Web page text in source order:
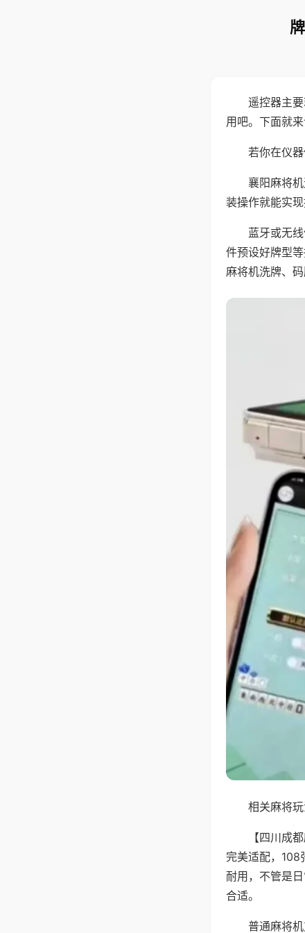
遥控器主
用吧。下面就
若你在仪
襄阳麻将
装操作就能实
蓝牙或无
件预设好牌型
麻将机洗牌、
相关麻将
【四川成
完美适配，108
耐用，不管是
合适。
普通麻将